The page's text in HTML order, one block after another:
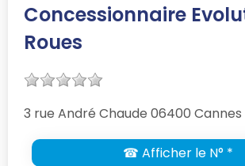
Concessionnaire
Roues
3 rue André Chaude 06400 Cannes
☎ Afficher le N° *